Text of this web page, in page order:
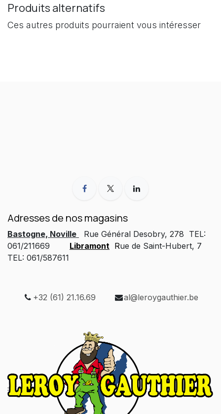
Produits alternatifs
Ces autres produits pourraient vous intéresser
Adresses de nos magasins
Bastogne, Noville
Rue Général Desobry, 278 TEL:
061/211669
Libramont Rue de Saint-Hubert, 7
TEL: 061/587611
+32 (61) 21.16.69 al@leroygauthier.be